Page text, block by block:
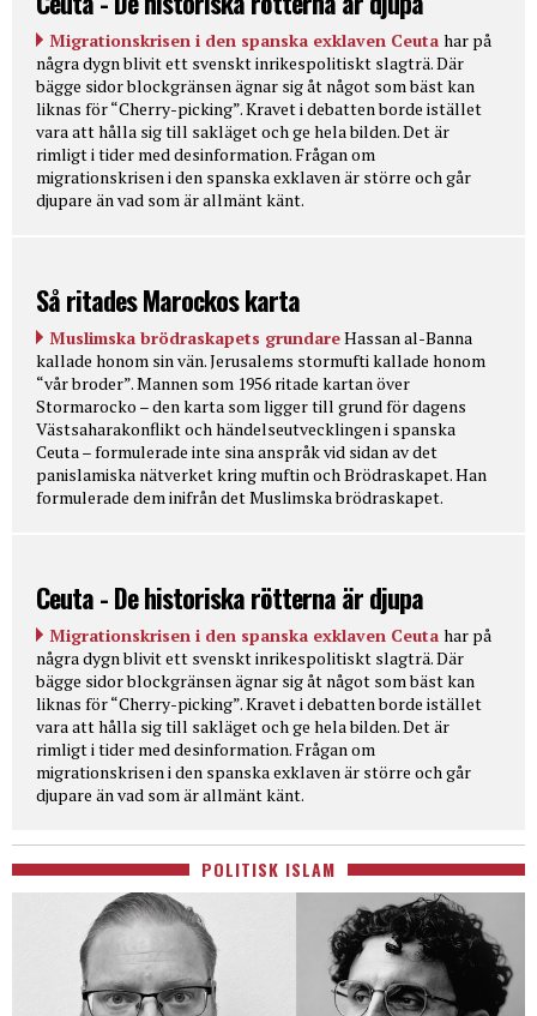
Migrationskrisen i den spanska exklaven Ceuta har på
några dygn blivit ett svenskt inrikespolitiskt slagträ. Där
bägge sidor blockgränsen ägnar sig åt något som bäst kan
liknas för “Cherry-picking”. Kravet i debatten borde istället
vara att hålla sig till sakläget och ge hela bilden. Det är
rimligt i tider med desinformation. Frågan om
migrationskrisen i den spanska exklaven är större och går
djupare än vad som är allmänt känt.
Så ritades Marockos karta
Muslimska brödraskapets grundareHassan al-Banna
kallade honom sin vän. Jerusalems stormufti kallade honom
“vår broder”. Mannen som 1956 ritade kartan över
Stormarocko – den karta som ligger till grund för dagens
Västsaharakonflikt och händelseutvecklingen i spanska
Ceuta – formulerade inte sina anspråk vid sidan av det
panislamiska nätverket kring muftin och Brödraskapet. Han
formulerade dem inifrån det Muslimska brödraskapet.
Ceuta - De historiska rötterna är djupa
Migrationskrisen i den spanska exklaven Ceuta har på
några dygn blivit ett svenskt inrikespolitiskt slagträ. Där
bägge sidor blockgränsen ägnar sig åt något som bäst kan
liknas för “Cherry-picking”. Kravet i debatten borde istället
vara att hålla sig till sakläget och ge hela bilden. Det är
rimligt i tider med desinformation. Frågan om
migrationskrisen i den spanska exklaven är större och går
djupare än vad som är allmänt känt.
POLITISK ISLAM